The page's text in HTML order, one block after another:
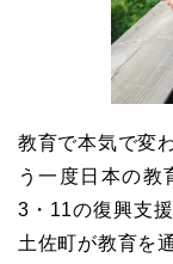
教育で本気で変
う一度日本の教
3・11の復興支
土佐町が教育を